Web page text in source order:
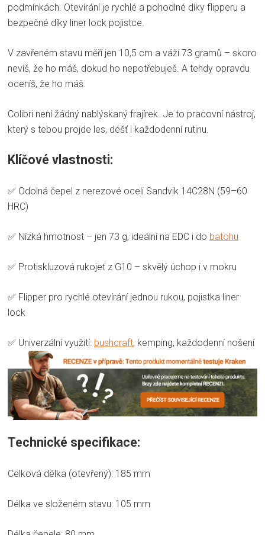
podmínkách. Otevírání je rychlé a pohodlné díky flipperu a
bezpečné díky liner lock pojistce.
V zavřeném stavu měří jen 10,5 cm a váží 73 gramů – skoro
nevíš, že ho máš, dokud ho nepotřebuješ. A tehdy opravdu
oceníš, že ho máš.
Colibri není žádný nablýskaný frajírek. Je to pracovní nástroj,
který s tebou projde les, déšť i každodenní rutinu.
Klíčové vlastnosti:
✅ Odolná čepel z nerezové oceli Sandvik 14C28N (59–60
HRC)
✅ Nízká hmotnost – jen 73 g, ideální na EDC i do batohu
✅ Protiskluzová rukojeť z G10 – skvělý úchop i v mokru
✅ Flipper pro rychlé otevírání jednou rukou, pojistka liner
lock
✅ Univerzální využití: bushcraft, kemping, každodenní nošení
Technické specifikace:
Celková délka (otevřený): 185 mm
Délka ve složeném stavu: 105 mm